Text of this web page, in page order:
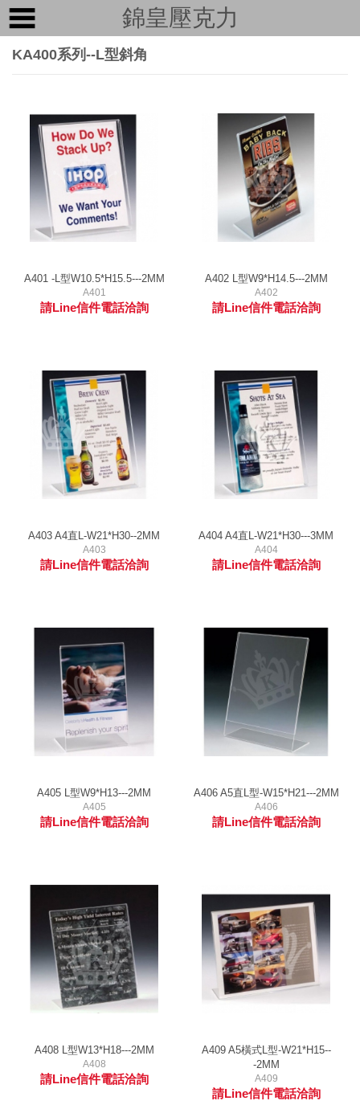
錦皇壓克力
KA400系列--L型斜角
A401 -L型W10.5*H15.5---2MM
A401
請Line信件電話洽詢
A402 L型W9*H14.5---2MM
A402
請Line信件電話洽詢
A403 A4直L-W21*H30--2MM
A403
請Line信件電話洽詢
A404 A4直L-W21*H30---3MM
A404
請Line信件電話洽詢
A405 L型W9*H13---2MM
A405
請Line信件電話洽詢
A406 A5直L型-W15*H21---2MM
A406
請Line信件電話洽詢
A408 L型W13*H18---2MM
A408
請Line信件電話洽詢
A409 A5橫式L型-W21*H15--
-2MM
A409
請Line信件電話洽詢